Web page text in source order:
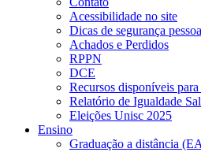
Acessibilidade no site
Dicas de segurança
Achados e Perdidos
RPPN
DCE
Recursos disponíveis
Relatório de Igualdade
Eleições Unisc 2025
Ensino
Graduação a distância